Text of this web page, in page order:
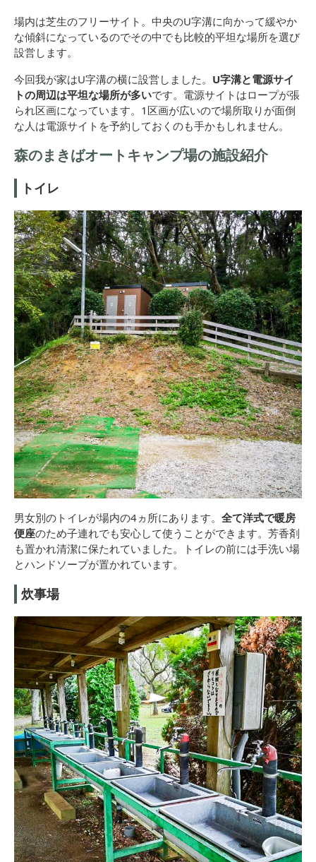
場内は芝生のフリーサイト。中央のU字溝に向かって緩やか
な傾斜になっているのでその中でも比較的平坦な場所を選び
設営します。
今回我が家はU字溝の横に設営しました。 U字溝と電源サイ
トの周辺は平坦な場所が多いです。電源サイトはロープが張
られ区画になっています。1区画が広いので場所取りが面倒
な人は電源サイトを予約しておくのも手かもしれません。
森のまきばオートキャンプ場の施設紹介
トイレ
男女別のトイレが場内の4ヵ所にあります。 全て洋式で暖房
便座のため子連れでも安心して使うことができます。芳香剤
も置かれ清潔に保たれていました。トイレの前には手洗い場
とハンドソープが置かれています。
炊事場